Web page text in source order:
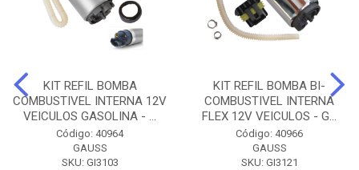
KIT REFIL BOMBA
COMBUSTIVEL INTERNA 12V
VEICULOS GASOLINA - ...
Código: 40964
GAUSS
SKU: GI3103
KIT REFIL BOMBA BI-
COMBUSTIVEL INTERNA
FLEX 12V VEICULOS - G...
Código: 40966
GAUSS
SKU: GI3121